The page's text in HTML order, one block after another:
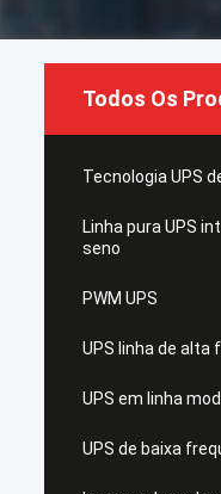
Todos Os
Tecnologia UPS
Linha pura UPS
seno
PWM UPS
UPS linha de alta
UPS em linha
UPS de baixa